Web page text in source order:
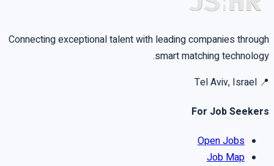
Connecting exceptional talent with leading companies through
smart matching technology.
📍
Tel Aviv, Israel
For Job Seekers
Open Jobs
Job Map